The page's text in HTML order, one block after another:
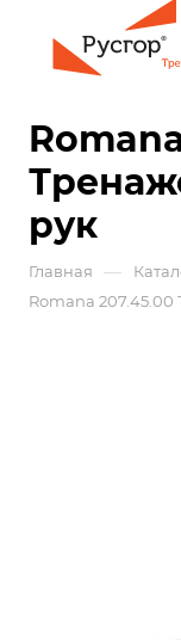
рук
Главная —
Romana